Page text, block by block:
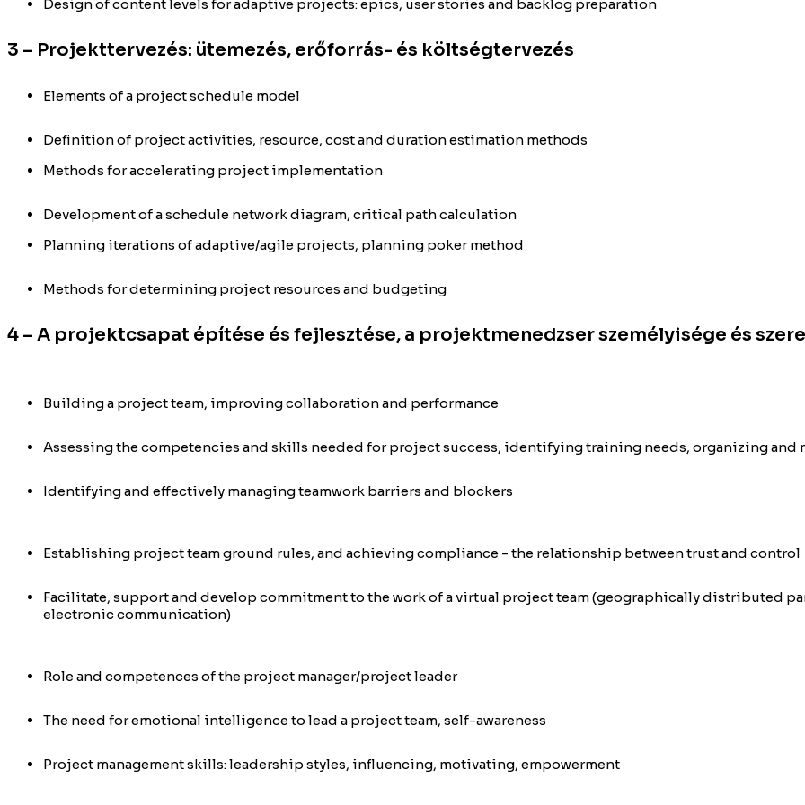
Design of content levels for adaptive projects: epics, user stories and backlog preparation
3 – Projekttervezés: ütemezés, erőforrás- és költségtervezés
Elements of a project schedule model
Definition of project activities, resource, cost and duration estimation methods
Methods for accelerating project implementation
Development of a schedule network diagram, critical path calculation
Planning iterations of adaptive/agile projects, planning poker method
Methods for determining project resources and budgeting
4 – A projektcsapat építése és fejlesztése, a projektmenedzser személyisége és
Building a project team, improving collaboration and performance
Assessing the competencies and skills needed for project success, identifying training needs, organizing and
Identifying and effectively managing teamwork barriers and blockers
Establishing project team ground rules, and achieving compliance - the relationship between trust and control
Facilitate, support and develop commitment to the work of a virtual project team (geographically distributed
electronic communication)
Role and competences of the project manager/project leader
The need for emotional intelligence to lead a project team, self-awareness
Project management skills: leadership styles, influencing, motivating, empowerment